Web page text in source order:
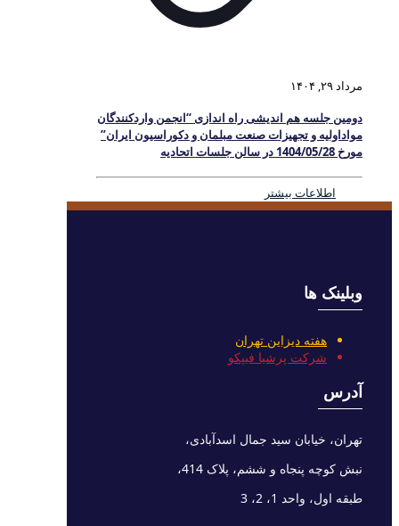
مرداد ۲۹, ۱۴۰۴
دومین جلسه هم اندیشی راه اندازی “انجمن واردکنندگان
مواداولیه و تجهیزات صنعت مبلمان و دکوراسیون ایران”
مورخ 1404/05/28 در سالن جلسات اتحادیه
اطلاعات بیشتر
وبلینک ها
هفته دیزاین تهران
شرکت پرشیا فیپکو
آدرس
تهران، خیابان سید جمال اسدآبادی،
نبش کوچه پنجاه و ششم، پلاک 414،
طبقه اول، واحد 1، 2، 3